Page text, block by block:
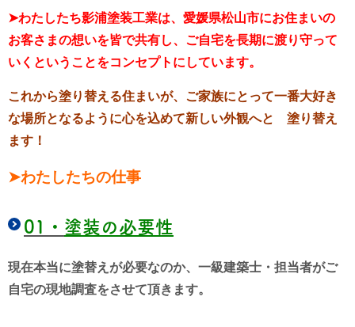
➤わたしたち影浦塗装工業は、愛媛県松山市にお住まいの
お客さまの想いを皆で共有し、 ご自宅を長期に渡り守って
いくということをコンセプトにしています。
これから塗り替える住まいが、ご家族にとって一番大好き
な場所となるように心を込めて新しい外観へと 塗り替え
ます！
➤わたしたちの仕事
01・ 塗装の必要性
現在本当に塗替えが必要なのか、一級建築士・担当者がご
自宅の現地調査をさせて頂きます。